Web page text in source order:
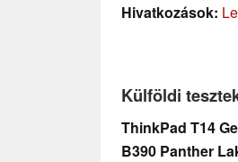
Hivatkozások:
Külföldi
ThinkPad T14
B390 Panther